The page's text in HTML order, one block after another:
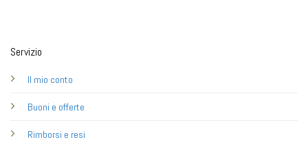
Servizio
Il mio conto
Buoni e offerte
Rimborsi e resi